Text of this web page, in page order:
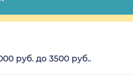
руб. до 3500 руб..